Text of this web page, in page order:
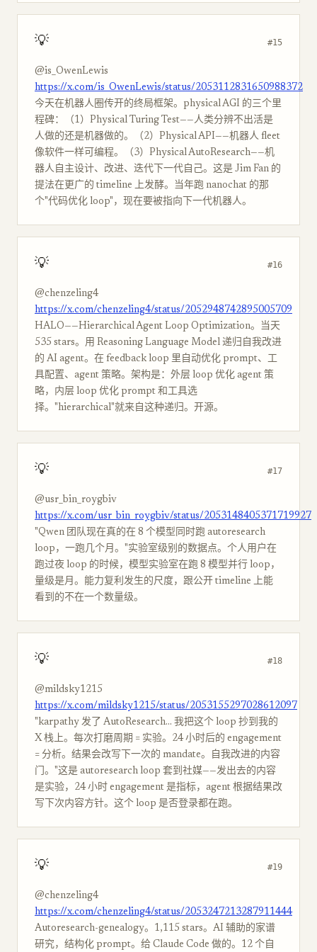
💡 #15
@is_OwenLewis
https://x.com/is_OwenLewis/status/2053112831650988372
今天在机器人圈传开的终局框架。physical AGI 的三个里
程碑：（1）Physical Turing Test——人类分辨不出活是
人做的还是机器做的。（2）Physical API——机器人 fleet
像软件一样可编程。（3）Physical AutoResearch——机
器人自主设计、改进、迭代下一代自己。这是 Jim Fan 的
提法在更广的 timeline 上发酵。当年跑 nanochat 的那
个"代码优化 loop"，现在要被指向下一代机器人。
💡 #16
@chenzeling4
https://x.com/chenzeling4/status/2052948742895005709
HALO——Hierarchical Agent Loop Optimization。当天
535 stars。用 Reasoning Language Model 递归自我改进
的 AI agent。在 feedback loop 里自动优化 prompt、工
具配置、agent 策略。架构是：外层 loop 优化 agent 策
略，内层 loop 优化 prompt 和工具选
择。"hierarchical"就来自这种递归。开源。
💡 #17
@usr_bin_roygbiv
https://x.com/usr_bin_roygbiv/status/2053148405371719927
"Qwen 团队现在真的在 8 个模型同时跑 autoresearch
loop，一跑几个月。"实验室级别的数据点。个人用户在
跑过夜 loop 的时候，模型实验室在跑 8 模型并行 loop，
量级是月。能力复利发生的尺度，跟公开 timeline 上能
看到的不在一个数量级。
💡 #18
@mildsky1215
https://x.com/mildsky1215/status/2053155297028612097
"karpathy 发了 AutoResearch... 我把这个 loop 抄到我的
X 栈上。每次打磨周期 = 实验。24 小时后的 engagement
= 分析。结果会改写下一次的 mandate。自我改进的内容
门。"这是 autoresearch loop 套到社媒——发出去的内容
是实验，24 小时 engagement 是指标，agent 根据结果改
写下次内容方针。这个 loop 是否登录都在跑。
💡 #19
@chenzeling4
https://x.com/chenzeling4/status/2053247213287911444
Autoresearch-genealogy。1,115 stars。AI 辅助的家谱
研究，结构化 prompt。给 Claude Code 做的。12 个自